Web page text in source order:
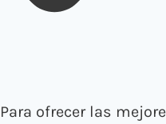
Para ofrecer las